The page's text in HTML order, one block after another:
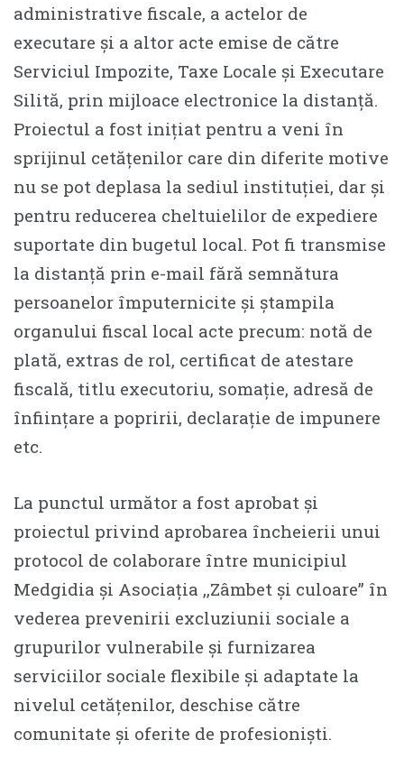
administrative fiscale, a actelor de
executare și a altor acte emise de către
Serviciul Impozite, Taxe Locale și Executare
Silită, prin mijloace electronice la distanță.
Proiectul a fost inițiat pentru a veni în
sprijinul cetățenilor care din diferite motive
nu se pot deplasa la sediul instituției, dar și
pentru reducerea cheltuielilor de expediere
suportate din bugetul local. Pot fi transmise
la distanță prin e-mail fără semnătura
persoanelor împuternicite și ștampila
organului fiscal local acte precum: notă de
plată, extras de rol, certificat de atestare
fiscală, titlu executoriu, somație, adresă de
înființare a popririi, declarație de impunere
etc.
La punctul următor a fost aprobat și
proiectul privind aprobarea încheierii unui
protocol de colaborare între municipiul
Medgidia și Asociația ,,Zâmbet și culoare” în
vederea prevenirii excluziunii sociale a
grupurilor vulnerabile și furnizarea
serviciilor sociale flexibile și adaptate la
nivelul cetățenilor, deschise către
comunitate și oferite de profesioniști.